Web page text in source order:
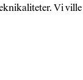
Vi ville